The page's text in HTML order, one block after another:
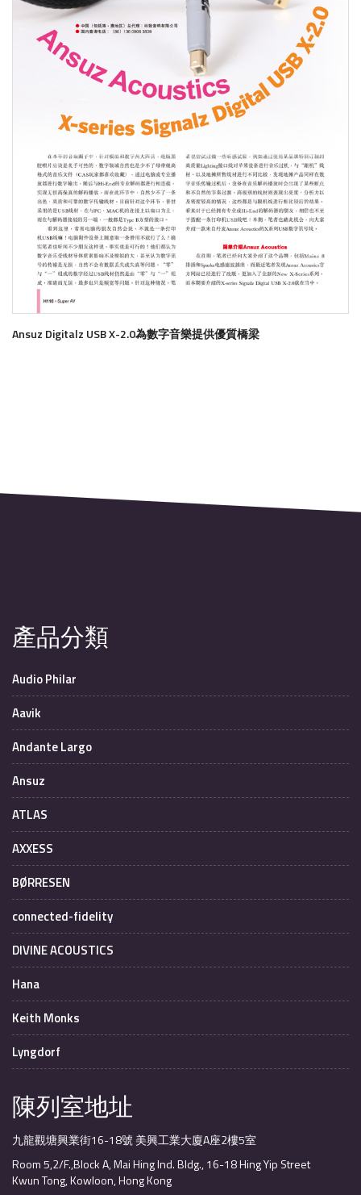
Ansuz Digitalz USB X-2.0為數字音樂提供優質橋梁
產品分類
Audio Philar
Aavik
Andante Largo
Ansuz
ATLAS
AXXESS
BØRRESEN
connected-fidelity
DIVINE ACOUSTICS
Hana
Keith Monks
Lyngdorf
陳列室地址
九龍觀塘興業街16-18號 美興工業大廈A座2樓5室
Room 5,2/F.,Block A, Mai Hing Ind. Bldg., 16-18 Hing Yip Street
Kwun Tong, Kowloon, Hong Kong